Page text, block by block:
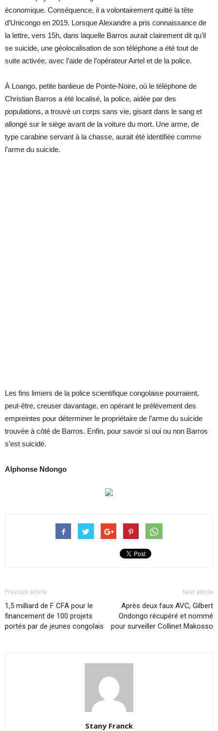
économique. Conséquence, il a volontairement quitté la tête
d’Unicongo en 2019. Lorsque Alexandre a pris connaissance de
la lettre, vers 15h, dans laquelle Barros aurait clairement dit qu’il
se suicide, une géolocalisation de son téléphone a été tout de
suite activée, avec l’aide de l’opérateur Airtel et de la police.
À Loango, petite banlieue de Pointe-Noire, où le téléphone de
Christian Barros a été localisé, la police, aidée par des
populations, a trouvé un corps sans vie, gisant dans le sang et
allongé sur le siège avant de la voiture du mort. Une arme, de
type carabine servant à la chasse, aurait été identifiée comme
l’arme du suicide.
Les fins limiers de la police scientifique congolaise pourraient,
peut-être, creuser davantage, en opérant le prélèvement des
empreintes pour déterminer le propriétaire de l’arme du suicide
trouvée à côté de Barros. Enfin, pour savoir si oui ou non Barros
s’est suicidé.
Alphonse Ndongo
Previous article
1,5 milliard de F CFA pour le
financement de 100 projets
portés par de jeunes congolais
Next article
Après deux faux AVC, Gilbert
Ondongo récupéré et nommé
pour surveiller Collinet Makosso
Stany Franck